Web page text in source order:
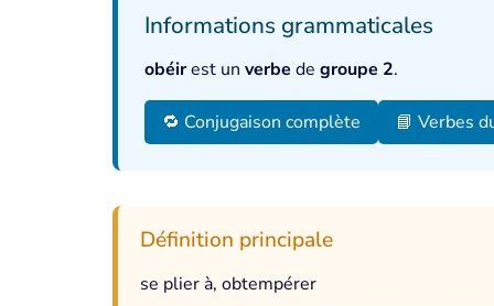
Informations grammaticales
obéirest un verbe de groupe 2.
🔁 Conjugaison complète 📘 Verbes
Définition principale
se plier à, obtempérer